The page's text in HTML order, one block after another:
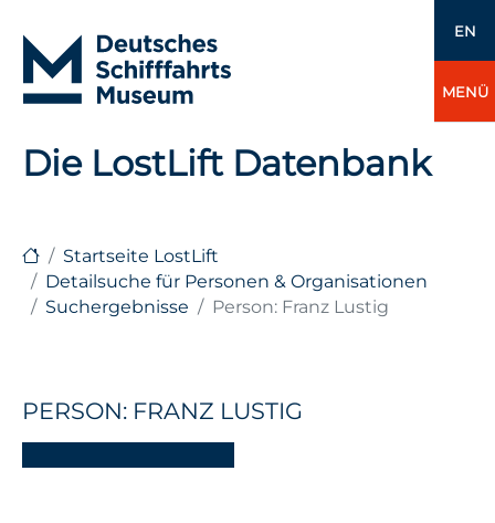
EN
MENÜ
Die LostLift Datenbank
Startseite LostLift
Detailsuche für Personen & Organisationen
Suchergebnisse
Person: Franz Lustig
PERSON: FRANZ LUSTIG